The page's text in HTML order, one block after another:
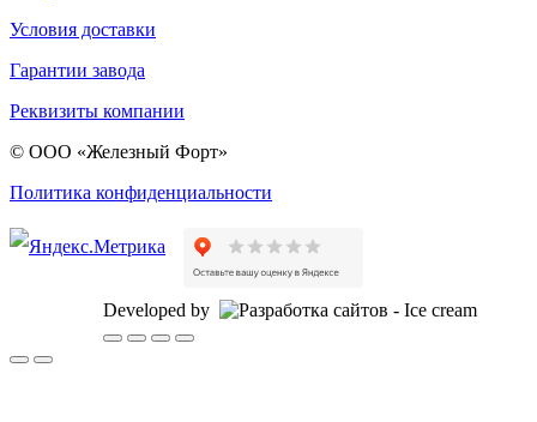
Условия доставки
Гарантии завода
Реквизиты компании
© ООО «Железный Форт»
Политика конфиденциальности
Developed by